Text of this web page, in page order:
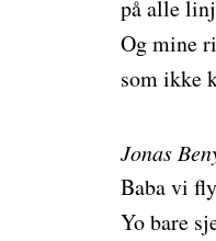
på alle
Og mine
som ikke
Jonas
Baba vi
Yo bare